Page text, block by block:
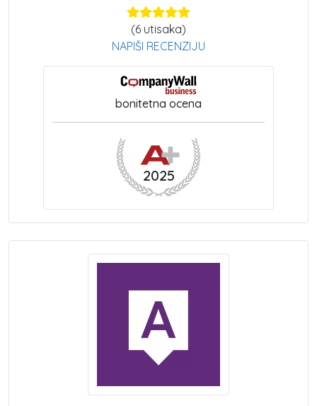
(6 utisaka)
NAPIŠI RECENZIJU
bonitetna ocena
2025